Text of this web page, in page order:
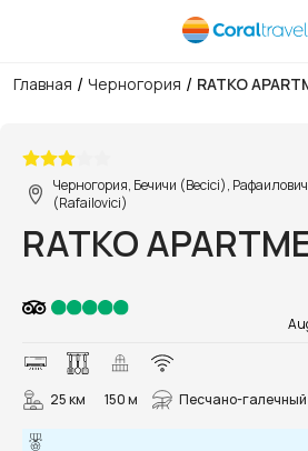
Главная / Черногория / RATKO
Черногория, Бечичи (Becici),
(Rafailovici)
RATKO
25 км 150 м Песчано-